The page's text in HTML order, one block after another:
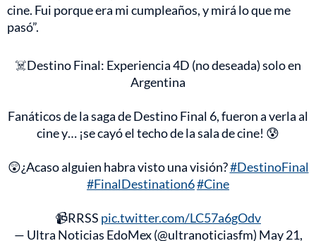
cine. Fui porque era mi cumpleaños, y mirá lo que me
pasó”.
☠️Destino Final: Experiencia 4D (no deseada) solo en
Argentina
Fanáticos de la saga de Destino Final 6, fueron a verla al
cine y… ¡se cayó el techo de la sala de cine! 😰
😲¿Acaso alguien habra visto una visión?#DestinoFinal
#FinalDestination6#Cine
📹RRSS pic.twitter.com/LC57a6gOdv
— Ultra Noticias EdoMex (@ultranoticiasfm) May 21,